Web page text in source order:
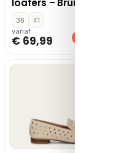
loafers – Bruin
36
41
vanaf
€ 69,99